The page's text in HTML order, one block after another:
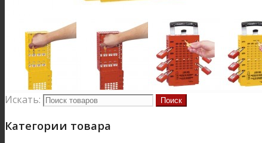
Искать:
Категории товара